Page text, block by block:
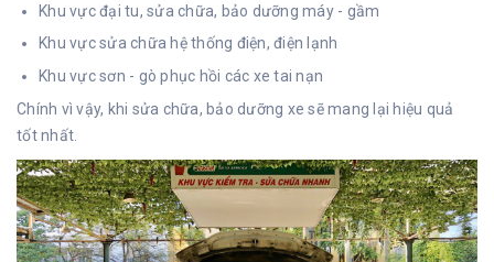
Khu vực đại tu, sửa chữa, bảo dưỡng máy - gầm
Khu vực sửa chữa hệ thống điện, điện lạnh
Khu vực sơn - gò phục hồi các xe tai nạn
Chính vì vậy, khi sửa chữa, bảo dưỡng xe sẽ mang lại hiệu quả
tốt nhất.